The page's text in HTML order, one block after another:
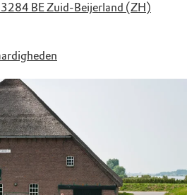
BE Zuid-Beijerland (ZH)